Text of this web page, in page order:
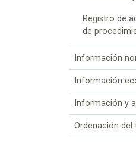
Registro de
de
Información
Información
Información y
Ordenación del